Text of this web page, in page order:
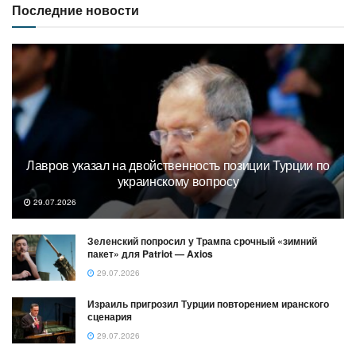
Последние новости
Лавров указал на двойственность позиции Турции по
украинскому вопросу
29.07.2026
Зеленский попросил у Трампа срочный «зимний
пакет» для Patriot — Axios
29.07.2026
Израиль пригрозил Турции повторением иранского
сценария
29.07.2026